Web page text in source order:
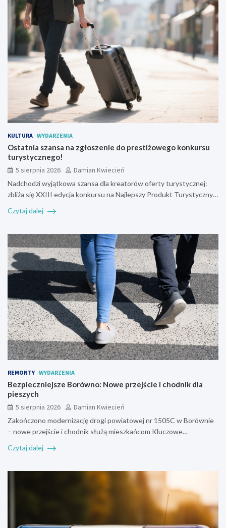
KULTURA WYDARZENIA
Ostatnia szansa na zgłoszenie do prestiżowego konkursu
turystycznego!
5 sierpnia 2026
Damian Kwiecień
Nadchodzi wyjątkowa szansa dla kreatorów oferty turystycznej:
zbliża się XXIII edycja konkursu na Najlepszy Produkt Turystyczny…
Czytaj dalej
REMONTY WYDARZENIA
Bezpieczniejsze Borówno: Nowe przejście i chodnik dla
pieszych
5 sierpnia 2026
Damian Kwiecień
Zakończono modernizację drogi powiatowej nr 1505C w Borównie
– nowe przejście i chodnik służą mieszkańcom Kluczowe…
Czytaj dalej